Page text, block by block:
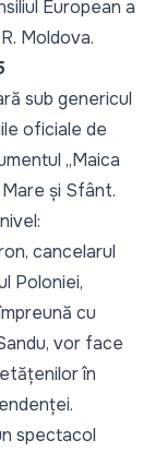
European a
Moldova.
sub genericul
oficiale de
„Maica
și Sfânt.
cancelarul
Poloniei,
cu
vor face
în
spectacol